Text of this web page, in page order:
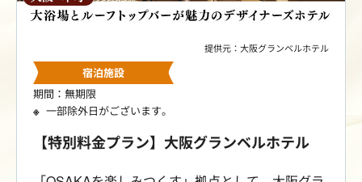
提供元：大阪グランベルホテル
宿泊施設
期間：無期限
一部除外日がございます。
【特別料金プラン】大阪グランベルホテル